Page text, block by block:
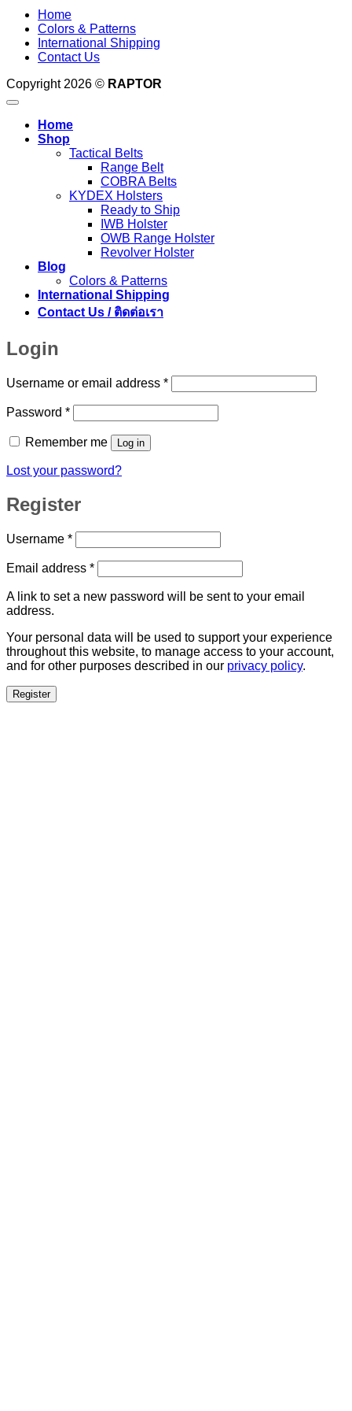
Home
Colors & Patterns
International Shipping
Contact Us
Copyright 2026 © RAPTOR
Home
Shop
Tactical Belts
Range Belt
COBRA Belts
KYDEX Holsters
Ready to Ship
IWB Holster
OWB Range Holster
Revolver Holster
Blog
Colors & Patterns
International Shipping
Contact Us / ติดต่อเรา
Login
Username or email address *Required
Password *Required
Remember me Log in
Lost your password?
Register
Username *Required
Email address *Required
A link to set a new password will be sent to your email
address.
Your personal data will be used to support your experience
throughout this website, to manage access to your account,
and for other purposes described in our privacy policy.
Register